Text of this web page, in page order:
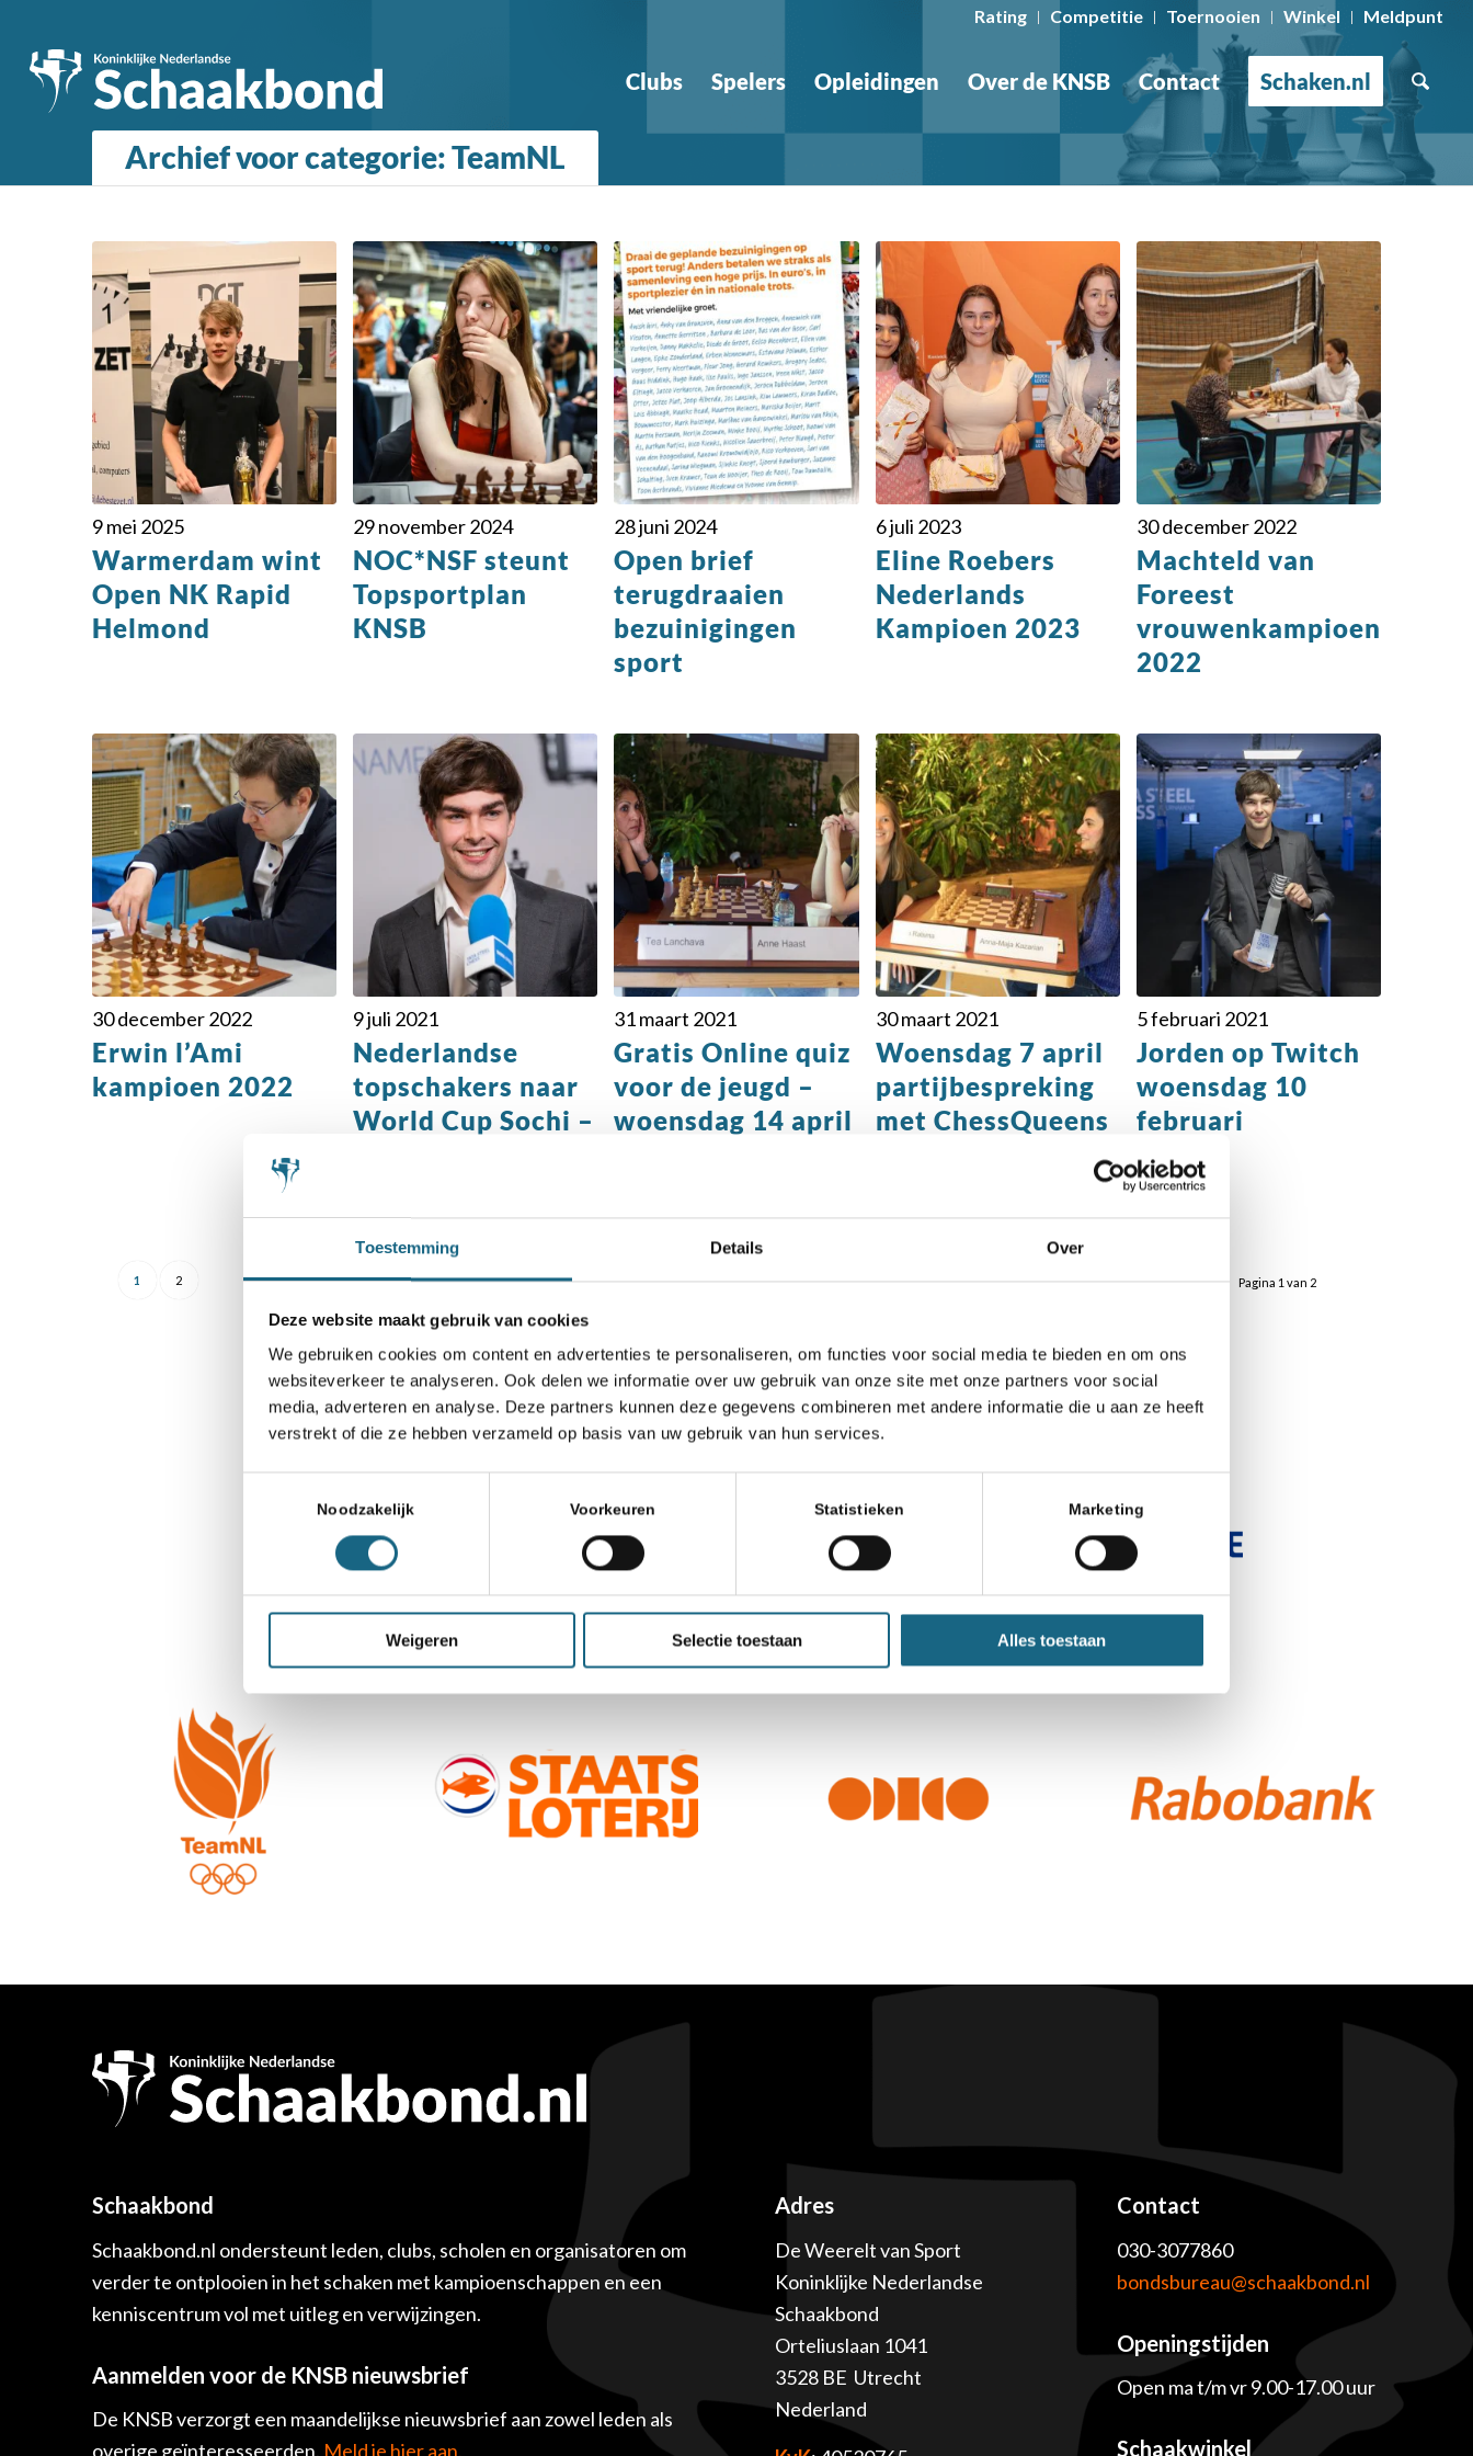
Toestemming Details Over
Deze website maakt gebruik van cookies
We gebruiken cookies om content en advertenties te personaliseren, om functies voor social media te bieden en om ons
websiteverkeer te analyseren. Ook delen we informatie over uw gebruik van onze site met onze partners voor social
media, adverteren en analyse. Deze partners kunnen deze gegevens combineren met andere informatie die u aan ze heeft
verstrekt of die ze hebben verzameld op basis van uw gebruik van hun services.
Noodzakelijk Voorkeuren Statistieken Marketing
Weigeren Selectie toestaan Alles toestaan
Rating Competitie Toernooien Winkel Meldpunt
Clubs Spelers Opleidingen Over de KNSB Contact Schaken.nl
Archief voor categorie: TeamNL
9 mei 2025
Warmerdam wint
Open NK Rapid
Helmond
29 november 2024
NOC*NSF steunt
Topsportplan
KNSB
28 juni 2024
Open brief
terugdraaien
bezuinigingen
sport
6 juli 2023
Eline Roebers
Nederlands
Kampioen 2023
30 december 2022
Machteld van
Foreest
vrouwenkampioen
2022
30 december 2022
Erwin l’Ami
kampioen 2022
9 juli 2021
Nederlandse
topschakers naar
World Cup Sochi –
31 maart 2021
Gratis Online quiz
voor de jeugd –
woensdag 14 april
30 maart 2021
Woensdag 7 april
partijbespreking
met ChessQueens
5 februari 2021
Jorden op Twitch
woensdag 10
februari
Pagina 1 van 2
1 2
Schaakbond.nl wordt mede mogelijk gemaakt door:
Schaakbond
Schaakbond.nl ondersteunt leden, clubs, scholen en organisatoren om
verder te ontplooien in het schaken met kampioenschappen en een
kenniscentrum vol met uitleg en verwijzingen.
Aanmelden voor de KNSB nieuwsbrief
De KNSB verzorgt een maandelijkse nieuwsbrief aan zowel leden als
overige geïnteresseerden. Meld je hier aan.
Adres
De Weerelt van Sport
Koninklijke Nederlandse
Schaakbond
Orteliuslaan 1041
3528 BE Utrecht
Nederland
Contact
030-3077860
bondsbureau@schaakbond.nl
Openingstijden
Open ma t/m vr 9.00-17.00 uur
Schaakwinkel